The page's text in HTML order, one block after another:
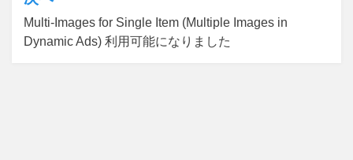
ゲ
ー
Multi-Images for Single Item (Multiple Images in
Dynamic Ads) 利用可能になりました